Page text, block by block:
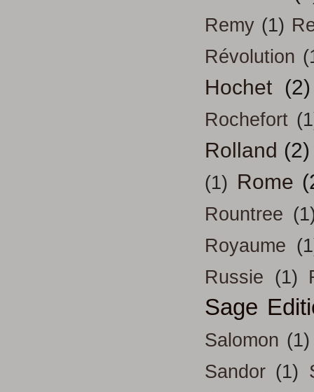
Remy (1)
Révolution
Hochet (2)
Rochefort
Rolland (2)
(1) Rome
Rountree
Royaume
Russie (1)
Sage
Salomon (1)
Sandor (1)